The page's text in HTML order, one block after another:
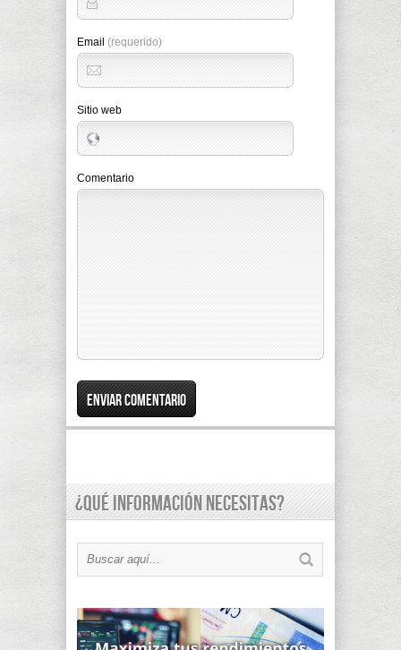
Email (requerido)
Sitio web
Comentario
¿Qué información necesitas?